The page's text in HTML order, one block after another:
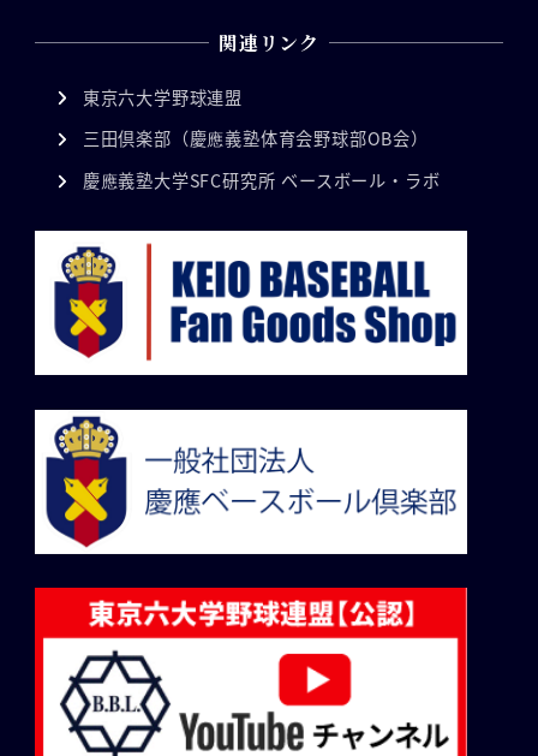
関連リンク
東京六大学野球連盟
三田倶楽部（慶應義塾体育会野球部OB会）
慶應義塾大学SFC研究所 ベースボール・ラボ